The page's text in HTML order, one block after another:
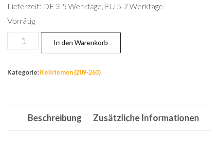
Lieferzeit: DE 3-5 Werktage, EU 5-7 Werktage
Vorrätig
Nr.211
Doppelzahnriemen
DS8M-
Riemen
In den Warenkorb
Kategorie: Keilriemen (209-263)
Beschreibung Zusätzliche Informationen